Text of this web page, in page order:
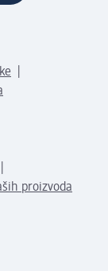
proizvoda